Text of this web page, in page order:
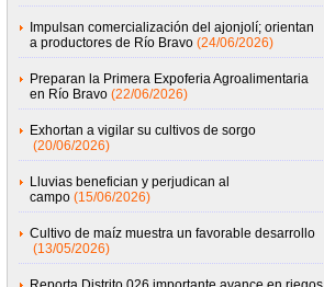
Impulsan comercialización del ajonjolí; orientan
a productores de Río Bravo (24/06/2026)
Preparan la Primera Expoferia Agroalimentaria
en Río Bravo (22/06/2026)
Exhortan a vigilar su cultivos de sorgo
(20/06/2026)
Lluvias benefician y perjudican al
campo (15/06/2026)
Cultivo de maíz muestra un favorable desarrollo
(13/05/2026)